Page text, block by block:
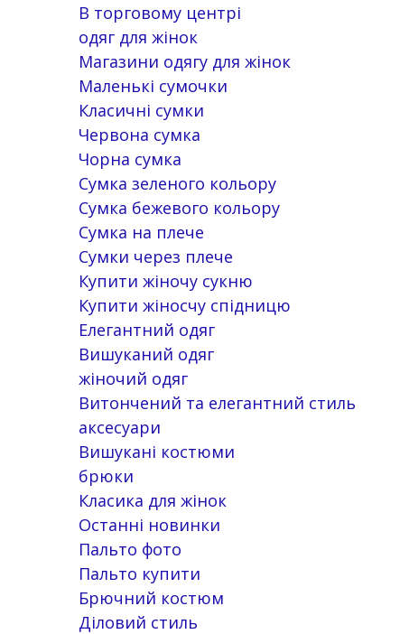
В торговому центрі
одяг для жінок
Магазини одягу для жінок
Маленькі сумочки
Класичні сумки
Червона сумка
Чорна сумка
Сумка зеленого кольору
Сумка бежевого кольору
Сумка на плече
Сумки через плече
Купити жіночу сукню
Купити жіносчу спідницю
Елегантний одяг
Вишуканий одяг
жіночий одяг
Витончений та елегантний стиль
аксесуари
Вишукані костюми
брюки
Класика для жінок
Останні новинки
Пальто фото
Пальто купити
Брючний костюм
Діловий стиль